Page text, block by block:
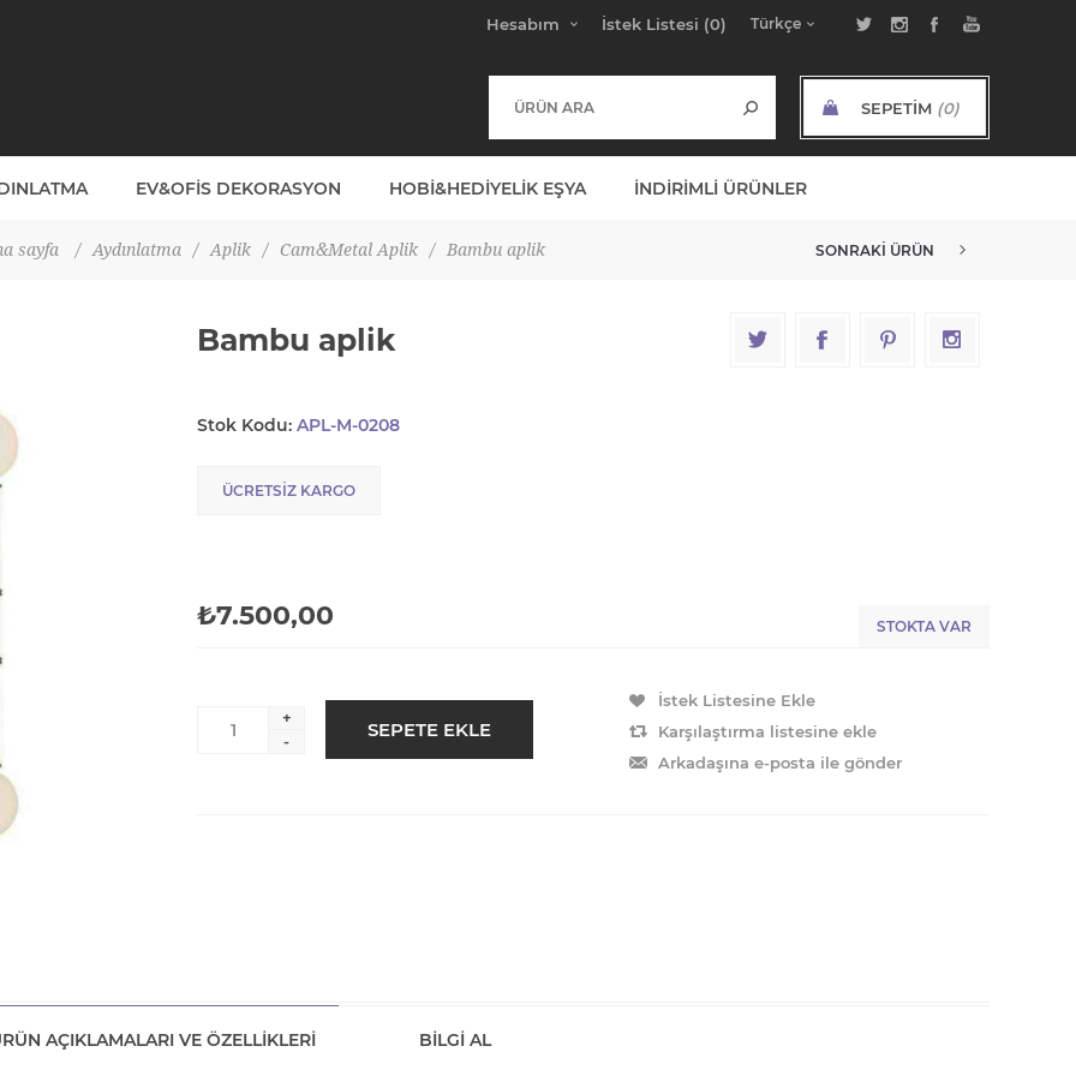
Hesabım İstek Listesi (0)
SEPETIM (0)
EV&OFIS DEKORASYON HOBI&HEDIYELIK EŞYA İNDIRIMLI ÜRÜNLER
sayfa / Aydınlatma / Aplik / Cam&Metal Aplik / Bambu aplik SONRAKI ÜRÜN
Bambu aplik
Stok Kodu: APL-M-0208
ÜCRETSIZ KARGO
₺7.500,00 STOKTA VAR
+
-
AÇIKLAMALARI VE ÖZELLIKLERI BILGI AL